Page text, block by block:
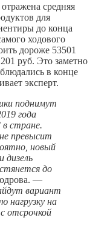
средняя
для
до конца
ходового
дороже 53501
руб. Это заметно
в конце
эксперт.
поднимут
года
стране.
превысит
новый
дизель
до
—
вариант
нагрузку на
отсрочкой